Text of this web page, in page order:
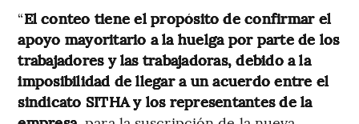
“El conteo tiene el propósito de confirmar el
apoyo mayoritario a la huelga por parte de los
trabajadores y las trabajadoras, debido a la
imposibilidad de llegar a un acuerdo entre el
sindicato SITHA y los representantes de la